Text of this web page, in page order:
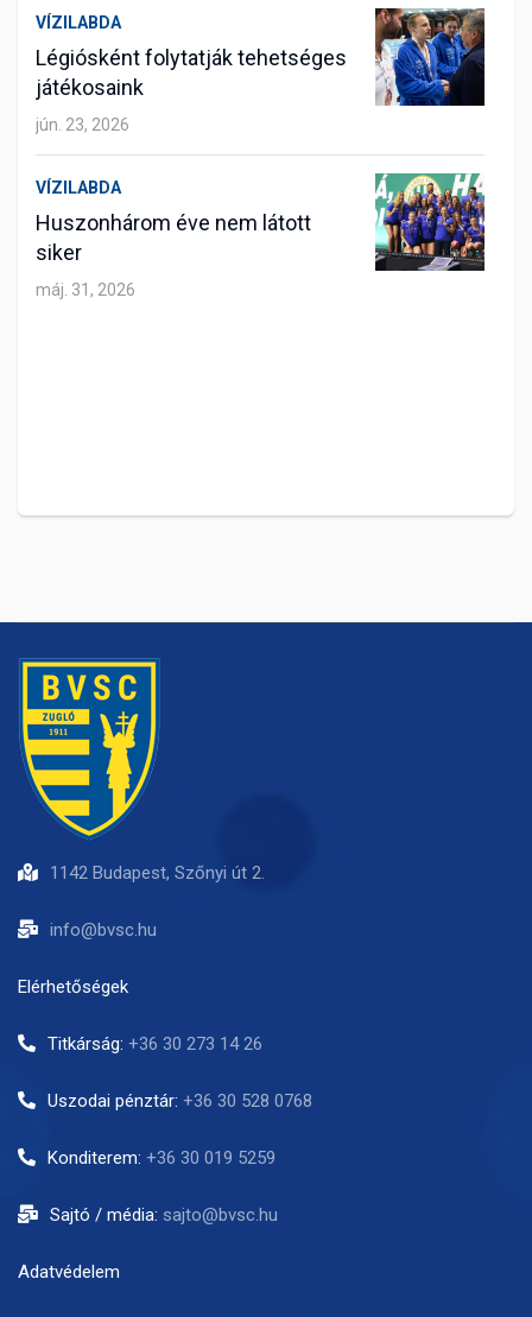
VÍZILABDA
Légiósként folytatják tehetséges
játékosaink
jún. 23, 2026
VÍZILABDA
Huszonhárom éve nem látott
siker
máj. 31, 2026
1142 Budapest, Szőnyi út 2.
info@bvsc.hu
Elérhetőségek
Titkárság: +36 30 273 14 26
Uszodai pénztár: +36 30 528 0768
Konditerem: +36 30 019 5259
Sajtó / média: sajto@bvsc.hu
Adatvédelem